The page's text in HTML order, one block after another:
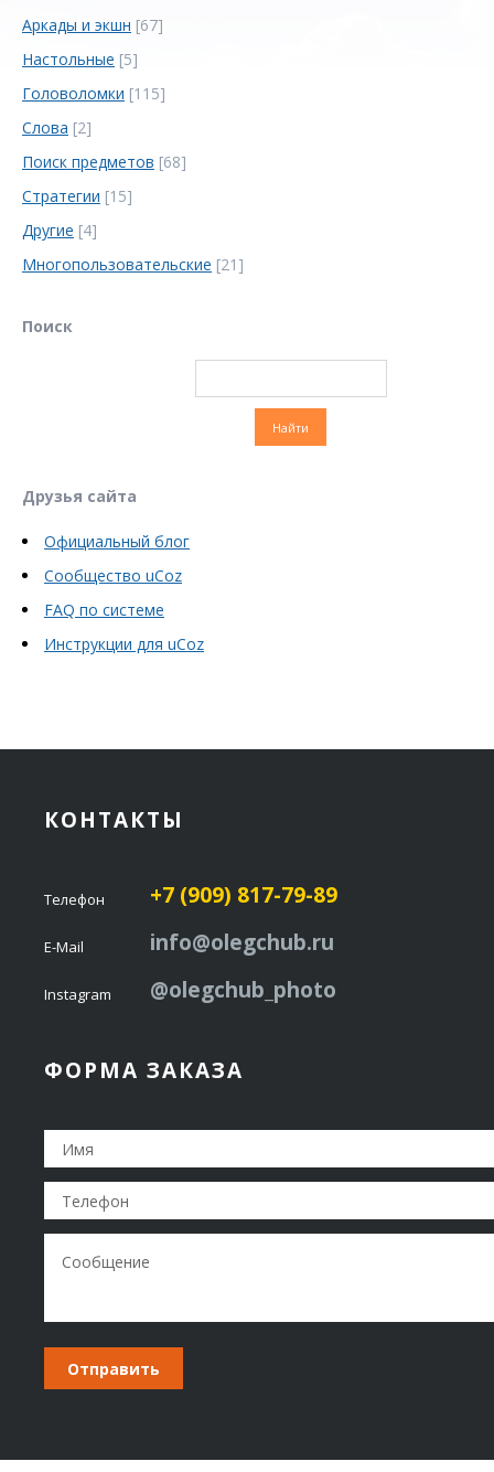
Аркады и экшн [67]
Настольные [5]
Головоломки [115]
Слова [2]
Поиск предметов [68]
Стратегии [15]
Другие [4]
Многопользовательские [21]
Поиск
Друзья сайта
Официальный блог
Сообщество uCoz
FAQ по системе
Инструкции для uCoz
КОНТАКТЫ
Телефон +7 (909) 817-79-89
E-Mail info@olegchub.ru
Instagram @olegchub_photo
ФОРМА ЗАКАЗА